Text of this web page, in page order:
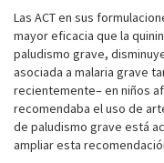
Las ACT en sus
mayor eficacia que la
paludismo grave,
asociada a malaria grave
recientemente– en niños
recomendaba el uso de
de paludismo grave está
ampliar esta